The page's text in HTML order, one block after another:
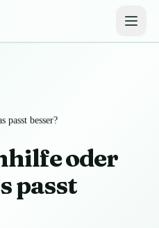
passt besser?
oder
passt